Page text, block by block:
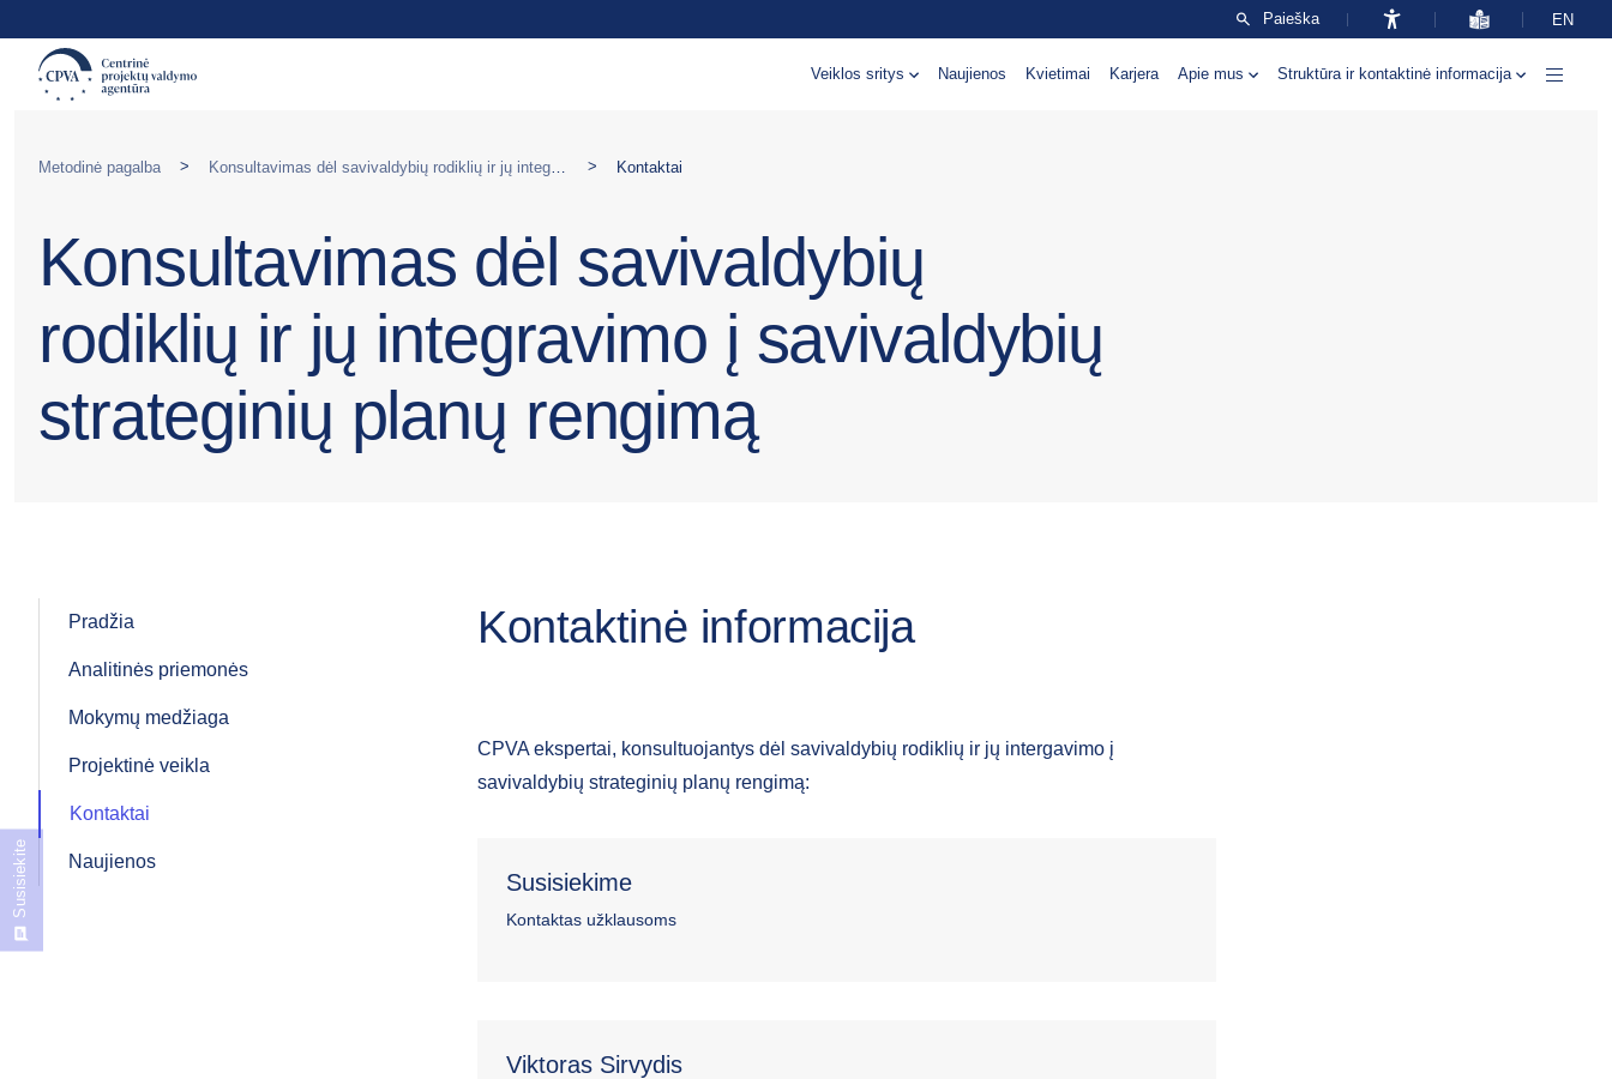
Paieška EN
Veiklos sritys Naujienos Kvietimai Karjera Apie mus Struktūra ir kontaktinė informacija
Metodinė pagalba > > Kontaktai
Konsultavimas dėl savivaldybių
rodiklių ir jų integravimo į savivaldybių
strateginių planų rengimą
Pradžia
Analitinės priemonės
Mokymų medžiaga
Projektinė veikla
Kontaktai
Naujienos
Kontaktinė informacija
CPVA ekspertai, konsultuojantys dėl savivaldybių rodiklių ir jų intergavimo į
savivaldybių strateginių planų rengimą:
Susisiekime
Kontaktas užklausoms
Viktoras Sirvydis
Susisiekite